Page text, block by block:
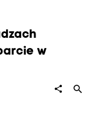
w
share search